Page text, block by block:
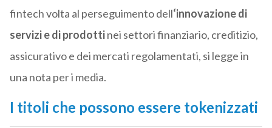
fintech volta al perseguimento dell‘innovazione di
servizi e di prodottinei settori finanziario, creditizio,
assicurativo e dei mercati regolamentati, si legge in
una nota per i media.
I titoli che possono essere tokenizzati